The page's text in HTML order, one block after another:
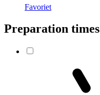
Favoriet
Preparation times